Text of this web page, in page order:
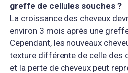
greffe de cellules souches ?
La croissance des cheveux
environ 3 mois après une
Cependant, les nouveaux
texture différente de celle des
et la perte de cheveux peut